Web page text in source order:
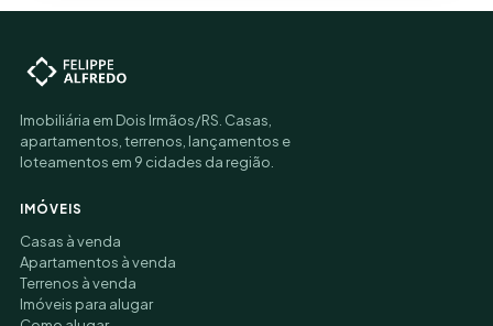
Imobiliária em Dois Irmãos/RS. Casas,
apartamentos, terrenos, lançamentos e
loteamentos em 9 cidades da região.
IMÓVEIS
Casas à venda
Apartamentos à venda
Terrenos à venda
Imóveis para alugar